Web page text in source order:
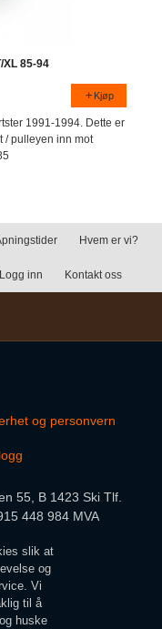
85-94
Kjøp
1991-1994. Dette er
/ pulleyen inn mot
Hvem er vi?
Logg inn Kontakt oss
og personvern
55, B 1423 Ski Tlf.
448 984 MVA
slik at
og
Vi
til å
huske